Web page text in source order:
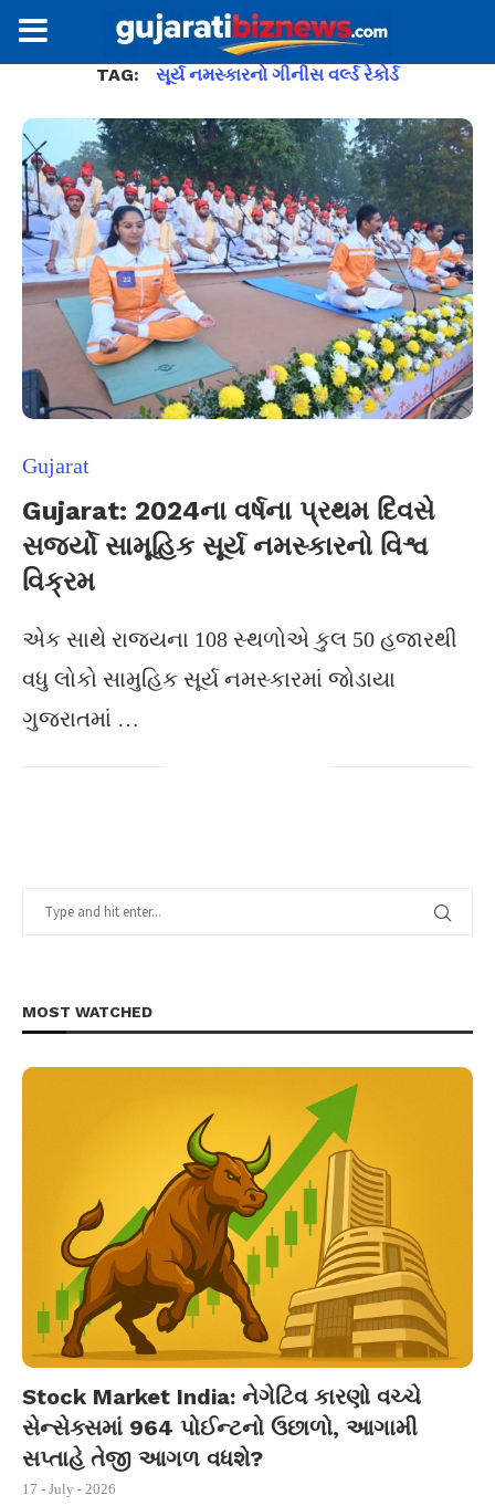
TAG: સૂર્ય નમસ્કારનો ગીનીસ વર્લ્ડ રેકોર્ડ
Gujarat
Gujarat: 2024ના વર્ષના પ્રથમ દિવસે
સર્જ્યો સામૂહિક સૂર્ય નમસ્કારનો વિશ્વ
વિક્રમ
એક સાથે રાજયના 108 સ્થળોએ કુલ 50 હજારથી
વધુ લોકો સામુહિક સૂર્ય નમસ્કારમાં જોડાયા
ગુજરાતમાં …
MOST WATCHED
Stock Market India: નેગેટિવ કારણો વચ્ચે
સેન્સેક્સમાં 964 પોઈન્ટનો ઉછાળો, આગામી
સપ્તાહે તેજી આગળ વધશે?
17 - July - 2026